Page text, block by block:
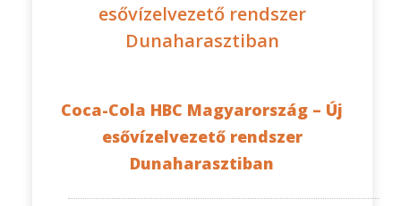
esővízelvezető rendszer
Dunaharasztiban
Coca-Cola HBC Magyarország – Új
esővízelvezető rendszer
Dunaharasztiban